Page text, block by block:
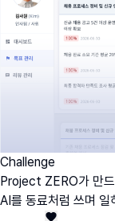
Challenge
Project ZERO가 만
AI를 동료처럼 쓰며